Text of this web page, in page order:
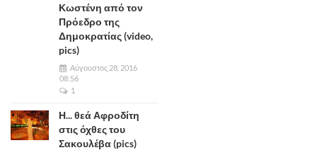
Κωστένη από τον
Πρόεδρο της
Δημοκρατίας (video,
pics)
Αύγουστος 28, 2016
08:56
1
Η... θεά Αφροδίτη
στις όχθες του
Σακουλέβα (pics)